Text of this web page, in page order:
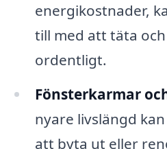
energikostnader,
till med att täta
ordentligt.
Fönsterkarmar
nyare livslängd
att byta ut eller